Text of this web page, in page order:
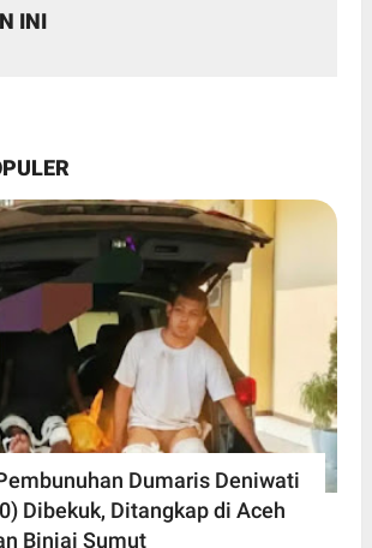
INI
Dumaris Deniwati
‎Dibekuk, Ditangkap di Aceh
Binjai Sumut